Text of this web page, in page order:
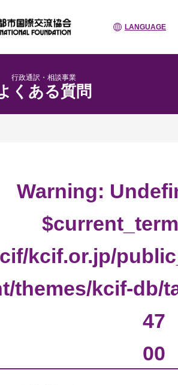
LANGUAGE
行政通訳・相談事業
くある質問
Warning:
kcif.or.jp/
themes/kcif-db/
47
00